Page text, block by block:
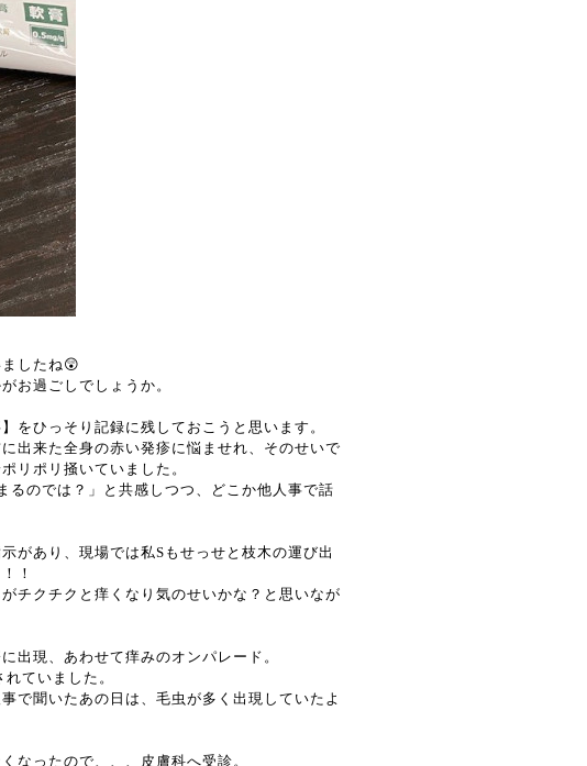
したね😲
お過ごしでしょうか。
をひっそり記録に残しておこうと思います。
出来た全身の赤い発疹に悩ませれ、そのせいで
リポリ掻いていました。
るのでは？」と共感しつつ、どこか他人事で話
があり、現場では私Sもせっせと枝木の運び出
！
チクチクと痒くなり気のせいかな？と思いなが
出現、あわせて痒みのオンパレード。
ていました。
で聞いたあの日は、毛虫が多く出現していたよ
なったので、、、皮膚科へ受診。